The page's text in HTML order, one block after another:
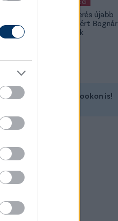
MAGYAR FOCI
A Fradi-verés újabb
kispadot ért Bognár
Györgynek
minket a Facebookon is!